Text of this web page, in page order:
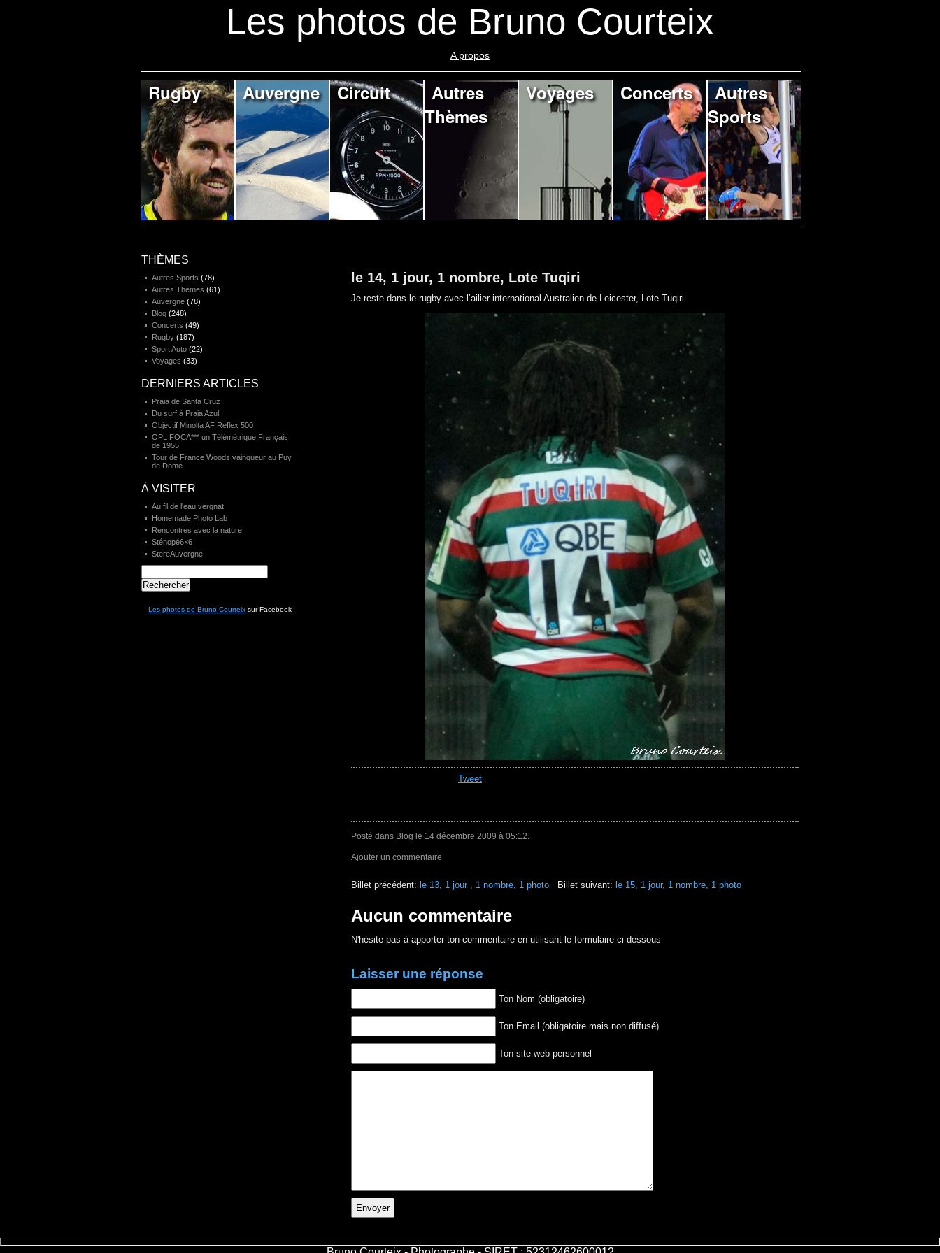
Les photos de Bruno Courteix
A propos
Rugby Auvergne Circuit
Autres
Thèmes
Voyages Concerts
Autres
Sports
le 14, 1 jour, 1 nombre, Lote Tuqiri
Je reste dans le rugby avec l’ailier international Australien de Leicester, Lote Tuqiri
Tweet
Posté dans Blog le 14 décembre 2009 à 05:12.
Ajouter un commentaire
Billet précédent: le 13, 1 jour , 1 nombre, 1 photo Billet suivant: le 15, 1 jour, 1 nombre, 1 photo
Aucun commentaire
N'hésite pas à apporter ton commentaire en utilisant le formulaire ci-dessous
Laisser une réponse
Ton Nom (obligatoire)
Ton Email (obligatoire mais non diffusé)
Ton site web personnel
THÈMES
Autres Sports (78)
Autres Thèmes (61)
Auvergne (78)
Blog (248)
Concerts (49)
Rugby (187)
Sport Auto (22)
Voyages (33)
DERNIERS ARTICLES
Praia de Santa Cruz
Du surf à Praia Azul
Objectif Minolta AF Reflex 500
OPL FOCA*** un Télémétrique Français
de 1955
Tour de France Woods vainqueur au Puy
de Dome
À VISITER
Au fil de l'eau vergnat
Homemade Photo Lab
Rencontres avec la nature
Sténopé6×6
StereAuvergne
Les photos de Bruno Courteix sur Facebook